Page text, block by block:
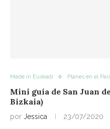
Made in Euskadi Planes en el
Mini guía de San Juan
Bizkaia)
por Jessica 23/07/2020